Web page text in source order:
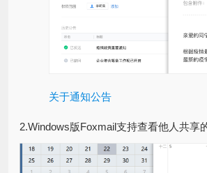
关于通知公告
2.Windows版Foxmail支持查看他人共享